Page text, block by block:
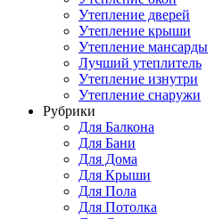
Утепление дверей
Утепление крыши
Утепление мансарды
Лучший утеплитель
Утепление изнутри
Утепление снаружи
Рубрики
Для Балкона
Для Бани
Для Дома
Для Крыши
Для Пола
Для Потолка